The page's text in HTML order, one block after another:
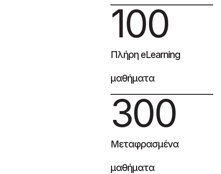
Πλήρη eLearning
μαθήματα
100
Μεταφρασμένα
μαθήματα
300